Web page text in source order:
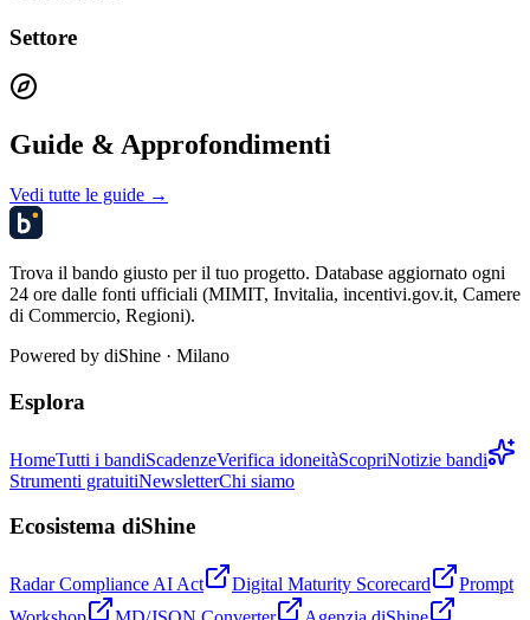
Settore
Guide & Approfondimenti
Vedi tutte le guide →
Trova il bando giusto per il tuo progetto. Database aggiornato ogni
24 ore dalle fonti ufficiali (MIMIT, Invitalia, incentivi.gov.it, Camere
di Commercio, Regioni).
Powered by diShine · Milano
Esplora
HomeTutti i bandiScadenzeVerifica idoneitàScopriNotizie bandi
Strumenti gratuitiNewsletterChi siamo
Ecosistema diShine
Radar Compliance AI Act Digital Maturity Scorecard
Prompt